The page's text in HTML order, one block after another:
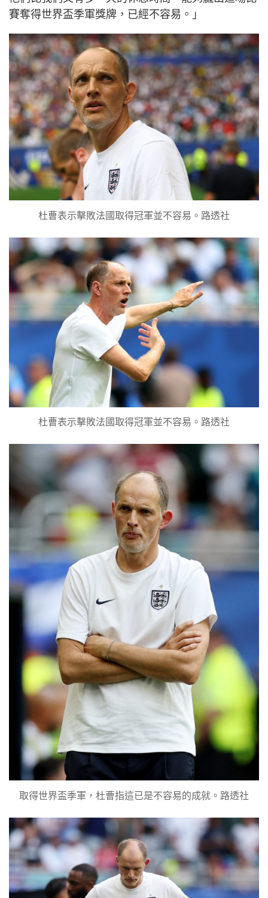
賽奪得世界盃季軍獎牌，已經不容易。」
杜曹表示擊敗法國取得冠軍並不容易。路透社
杜曹表示擊敗法國取得冠軍並不容易。路透社
取得世界盃季軍，杜曹指這已是不容易的成就。路透社